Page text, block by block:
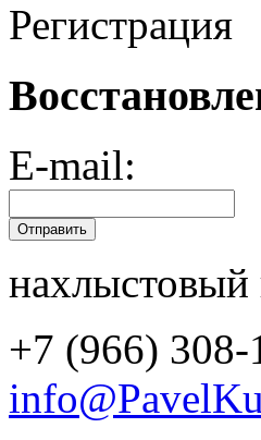
Регистрация
E-mail:
нахлыстовый
+7 (966) 308-